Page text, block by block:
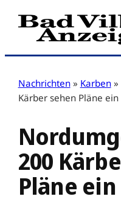
Zum
Inhalt
Nachrichten » Karben »
Kärber sehen Pläne ein
200
Pläne ein